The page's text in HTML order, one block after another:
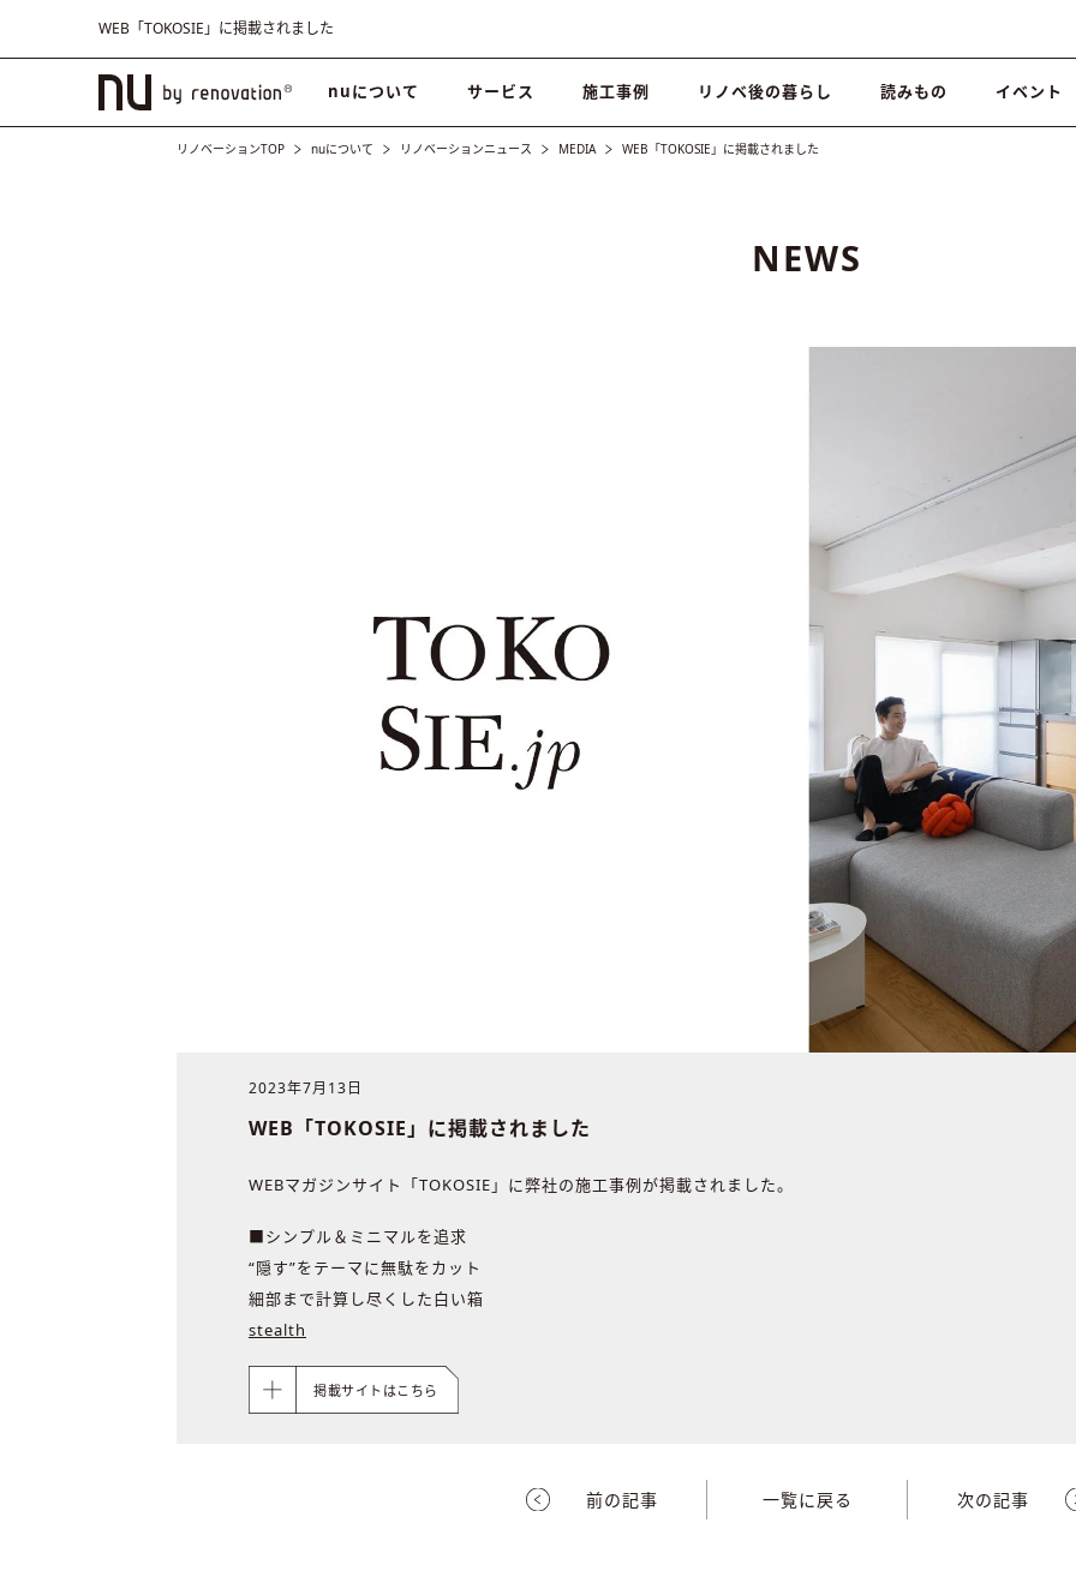
WEB「TOKOSIE」に掲載されました
nuについて サービス 施工事例 リノベ後の暮らし 読みもの イベント
リノベーションTOP nuについて リノベーションニュース MEDIA WEB「TOKOSIE」に掲載されました
NEWS
2023年7月13日
WEB「TOKOSIE」に掲載されました
WEBマガジンサイト「TOKOSIE」に弊社の施工事例が掲載されました。
■シンプル＆ミニマルを追求
“隠す”をテーマに無駄をカット
細部まで計算し尽くした白い箱
stealth
掲載サイトはこちら
前の記事 一覧に戻る 次の記事